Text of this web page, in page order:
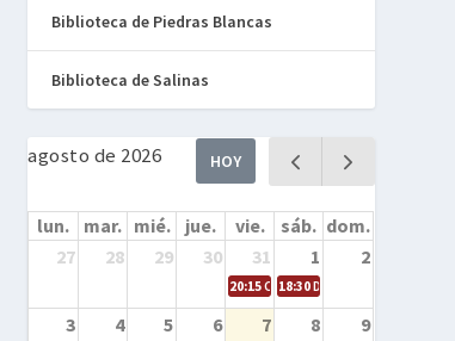
Biblioteca de Piedras Blancas
Biblioteca de Salinas
agosto de 2026 HOY
lun. mar. mié. jue. vie. sáb. dom.
27
28 29 30 31 1 2
20:15Cine en la calle – Cómo
18:30Danza – Cita en el
3 4 5 6 7 8 9